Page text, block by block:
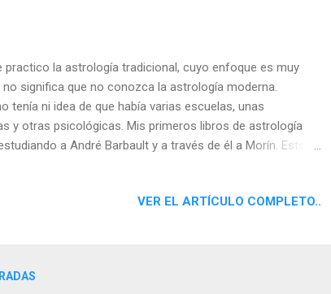
la astrología tradicional, cuyo enfoque es muy
significa que no conozca la astrología moderna.
tenía ni idea de que había varias escuelas, unas
y otras psicológicas. Mis primeros libros de astrología
a André Barbault y a través de él a Morín. Esto
Ben Ragel. No obstante, en algún momento de mi vida y
VER EL ARTÍCULO COMPLETO..